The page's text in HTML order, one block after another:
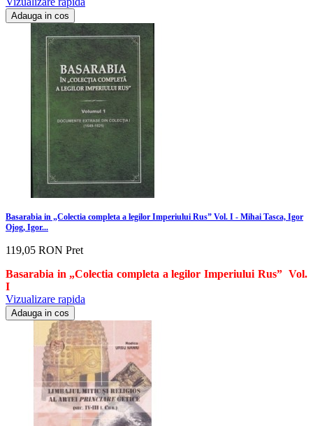
Adauga in cos
Basarabia in „Colectia completa a legilor Imperiului Rus” Vol. I - Mihai Tasca, Igor
Ojog, Igor...
119,05 RON Pret
Basarabia in „Colectia completa a legilor Imperiului Rus” Vol.
I
Vizualizare rapida
Adauga in cos